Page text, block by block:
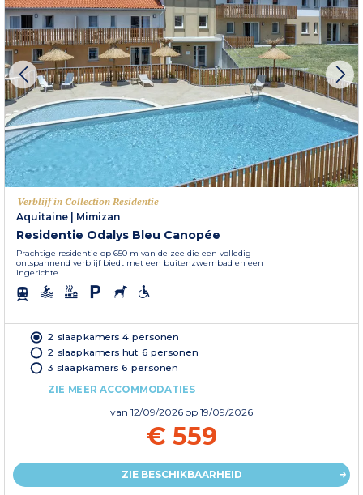
Verblijf in Collection Residentie
Aquitaine
Mimizan
Residentie Odalys Bleu Canopée
Prachtige residentie op 650 m van de zee die een volledig
ontspannend verblijf biedt met een buitenzwembad en een
ingerichte...
2 slaapkamers 4 personen
2 slaapkamers hut 6 personen
3 slaapkamers 6 personen
ZIE MEER ACCOMMODATIES
van 12/09/2026 op 19/09/2026
€ 559
ZIE BESCHIKBAARHEID